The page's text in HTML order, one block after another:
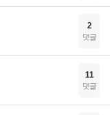
2
댓글
11
댓글